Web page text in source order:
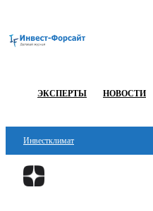
ЭКСПЕРТЫ НОВОСТИ
Инвестклимат
Финансы